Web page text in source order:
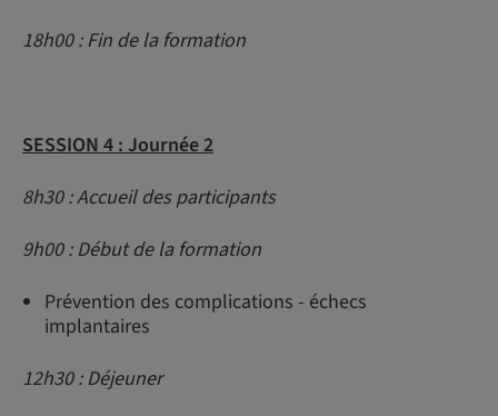
18h00 : Fin de la formation
SESSION 4 : Journée 2
8h30 : Accueil des participants
9h00 : Début de la formation
Prévention des complications - échecs
implantaires
12h30 : Déjeuner